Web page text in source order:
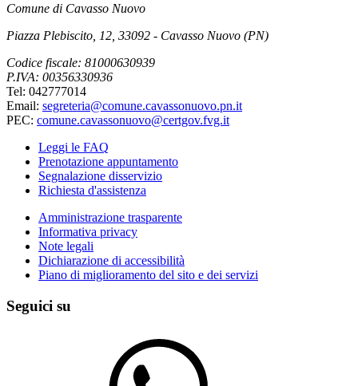
Comune di Cavasso Nuovo
Piazza Plebiscito, 12, 33092 - Cavasso Nuovo (PN)
Codice fiscale: 81000630939
P.IVA: 00356330936
Tel: 042777014
Email: segreteria@comune.cavassonuovo.pn.it
PEC: comune.cavassonuovo@certgov.fvg.it
Leggi le FAQ
Prenotazione appuntamento
Segnalazione disservizio
Richiesta d'assistenza
Amministrazione trasparente
Informativa privacy
Note legali
Dichiarazione di accessibilità
Piano di miglioramento del sito e dei servizi
Seguici su